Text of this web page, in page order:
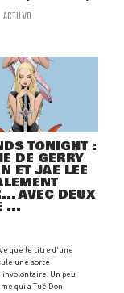
ACTU VO
TONIGHT :
DE GERRY
ET JAE LEE
AVEC DEUX
...
que le titre d'une
une sorte
Un peu
qui a Tué Don